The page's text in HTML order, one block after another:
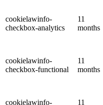
cookielawinfo-
checkbox-analytics
11
months
cookielawinfo-
checkbox-functional
11
months
cookielawinfo-
11